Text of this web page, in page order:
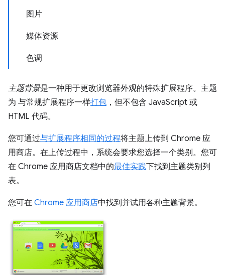
图片
媒体资源
色调
主题背景是一种用于更改浏览器外观的特殊扩展程序。主题
为 与常规扩展程序一样打包 ，但不包含 JavaScript 或
HTML 代码。
您可通过与扩展程序相同的过程将主题上传到 Chrome 应
用商店。在上传过程中，系统会要求您选择一个类别。您可
在 Chrome 应用商店文档中的最佳实践下找到主题类别列
表。
您可在 Chrome 应用商店中找到并试用各种主题背景。